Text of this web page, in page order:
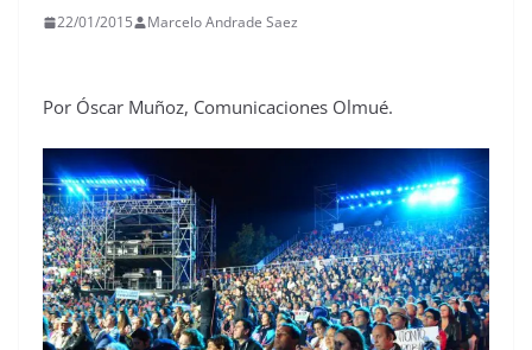
22/01/2015 Marcelo Andrade Saez
Por Óscar Muñoz, Comunicaciones Olmué.